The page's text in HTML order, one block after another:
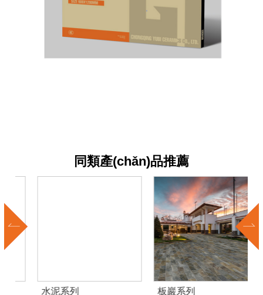
同類產(chǎn)品推薦
水泥系列 板巖系列